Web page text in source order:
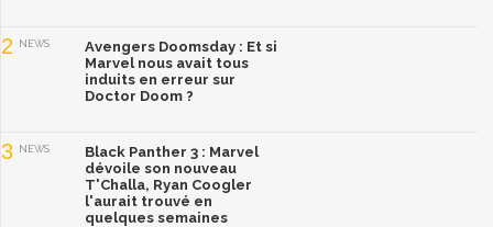
2 NEWS
Avengers Doomsday : Et si
Marvel nous avait tous
induits en erreur sur
Doctor Doom ?
3 NEWS
Black Panther 3 : Marvel
dévoile son nouveau
T'Challa, Ryan Coogler
l'aurait trouvé en
quelques semaines